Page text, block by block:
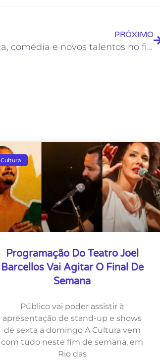
PRÓXIMO
Música, comédia e novos talentos no fim de semana do Teatro Municipal
Cultura
Programação Do Teatro Joel
Barcellos Vai Agitar O Final De
Semana
Público vai poder assistir à
apresentação de stand-up e shows
de sexta a domingo A Cultura vem
com tudo neste fim de semana, em
Rio das